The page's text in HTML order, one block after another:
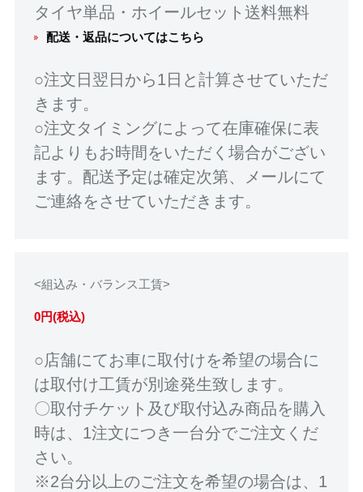
タイヤ単品・ホイールセット送料無料
配送・返品についてはこちら
○注文日翌日から1日と計算させていただ
きます。
○注文タイミングによって在庫確保に表
記よりもお時間をいただく場合がござい
ます。配送予定は確定次第、メールにて
ご連絡をさせていただきます。
<組込み・バランス工賃>
0円(税込)
○店舗にてお車に取付けを希望の場合に
は取付け工賃が別途発生致します。
〇取付チケット及び取付込み商品を購入
時は、1注文につき一台分でご注文くだ
さい。
※2台分以上のご注文を希望の場合は、1